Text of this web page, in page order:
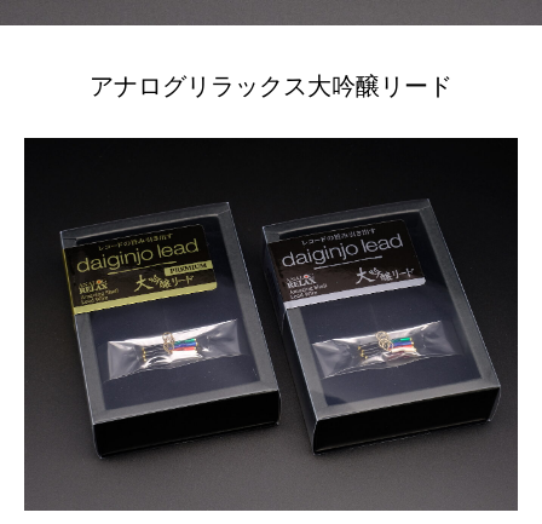
アナログリラックス大吟醸リード